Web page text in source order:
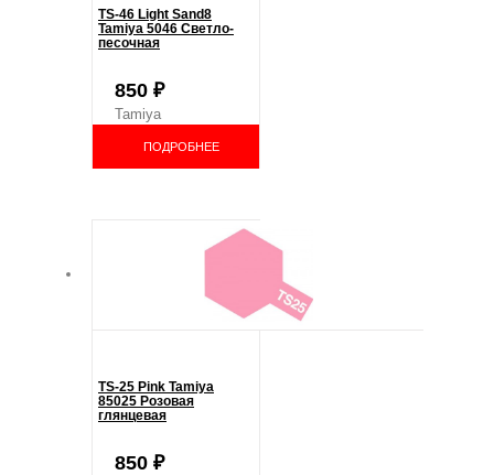
TS-46 Light Sand8
Tamiya 5046 Светло-
песочная
850 ₽
Tamiya
ПОДРОБНЕЕ
TS-25 Pink Tamiya
85025 Розовая
глянцевая
850 ₽